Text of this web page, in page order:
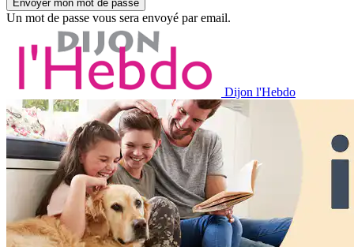
Un mot de passe vous sera envoyé par email.
Dijon l'Hebdo